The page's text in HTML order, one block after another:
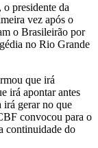
presidente da
vez após o
o Brasileirão por
no Rio Grande
que irá
irá apontar antes
irá gerar no que
convocou para o
continuidade do